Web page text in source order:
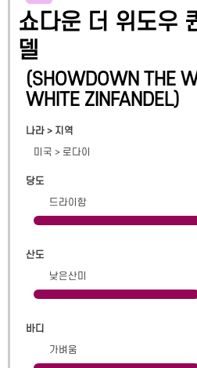
쇼다운 더 위도우
델
(SHOWDOWN THE
WHITE ZINFANDEL)
나라 > 지역
미국 > 로다이
당도
드라이함
산도
낮은산미
바디
가벼움